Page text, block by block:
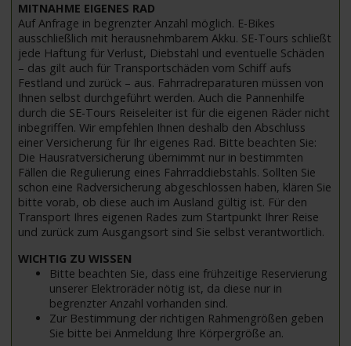
MITNAHME EIGENES RAD
Auf Anfrage in begrenzter Anzahl möglich. E-Bikes
ausschließlich mit herausnehmbarem Akku. SE-Tours schließt
jede Haftung für Verlust, Diebstahl und eventuelle Schäden
– das gilt auch für Transportschäden vom Schiff aufs
Festland und zurück – aus. Fahrradreparaturen müssen von
Ihnen selbst durchgeführt werden. Auch die Pannenhilfe
durch die SE-Tours Reiseleiter ist für die eigenen Räder nicht
inbegriffen. Wir empfehlen Ihnen deshalb den Abschluss
einer Versicherung für Ihr eigenes Rad. Bitte beachten Sie:
Die Hausratversicherung übernimmt nur in bestimmten
Fällen die Regulierung eines Fahrraddiebstahls. Sollten Sie
schon eine Radversicherung abgeschlossen haben, klären Sie
bitte vorab, ob diese auch im Ausland gültig ist. Für den
Transport Ihres eigenen Rades zum Startpunkt Ihrer Reise
und zurück zum Ausgangsort sind Sie selbst verantwortlich.
WICHTIG ZU WISSEN
Bitte beachten Sie, dass eine frühzeitige Reservierung
unserer Elektroräder nötig ist, da diese nur in
begrenzter Anzahl vorhanden sind.
Zur Bestimmung der richtigen Rahmengrößen geben
Sie bitte bei Anmeldung Ihre Körpergröße an.